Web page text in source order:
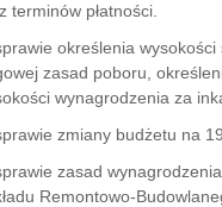
terminów płatności.
określenia wysokości
zasad poboru,
wynagrodzenia za
zmiany budżetu na
zasad
Remontowo-